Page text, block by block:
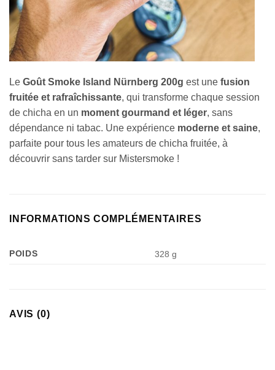
Le Goût Smoke Island Nürnberg 200g est une fusion
fruitée et rafraîchissante, qui transforme chaque session
de chicha en un moment gourmand et léger, sans
dépendance ni tabac. Une expérience moderne et saine,
parfaite pour tous les amateurs de chicha fruitée, à
découvrir sans tarder sur Mistersmoke !
INFORMATIONS COMPLÉMENTAIRES
POIDS 328 g
AVIS (0)
Appliquer les filtres